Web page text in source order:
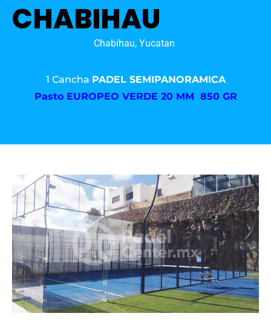
CHABIHAU
Chabihau, Yucatan
1 Cancha PADEL SEMIPANORAMICA
Pasto EUROPEO VERDE 20 MM 850 GR